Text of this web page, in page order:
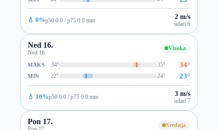
💧 0%p50 0.0 / p75 0.0 mm 2 m/s
udari 6
Ned 16.
Ned 16.
Visoka
MAKS 34° 35° 34°
MIN 22° 24° 23°
💧 10%p50 0.0 / p75 0.0 mm 3 m/s
udari 7
Pon 17. Srednja